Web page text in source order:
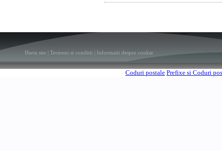
Harta site Termeni si conditii Informatii despre cookie
Coduri postale Prefixe si Coduri